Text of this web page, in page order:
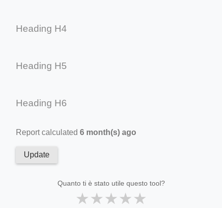
Heading H4
Heading H5
Heading H6
Report calculated 6 month(s) ago
Update
Quanto ti è stato utile questo tool?
★★★★★